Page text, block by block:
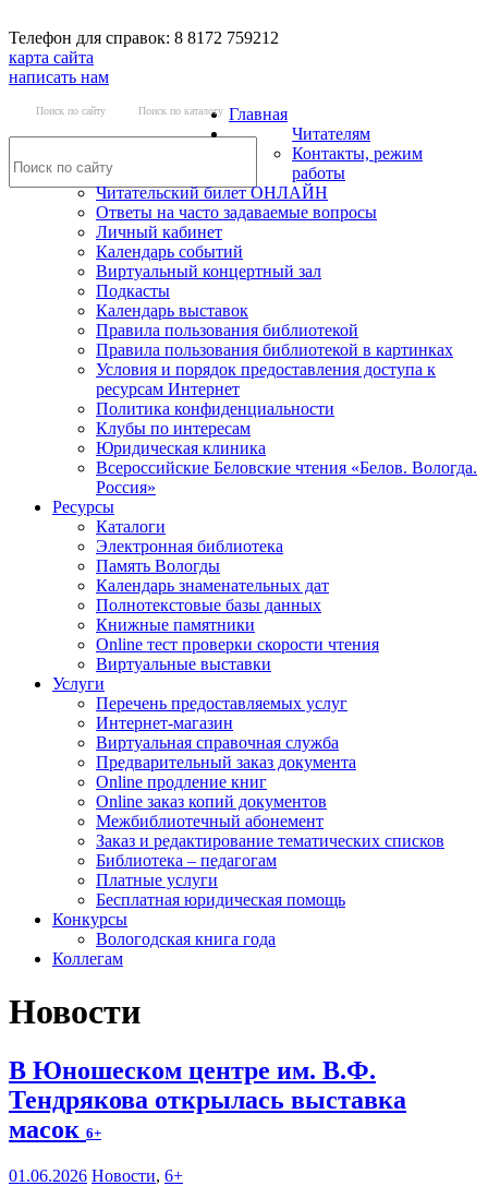
Телефон для справок: 8 8172 759212
карта сайта
написать нам
Поиск по сайту Поиск по каталогу Главная
Читателям
Контакты, режим
работы
Читательский билет ОНЛАЙН
Ответы на часто задаваемые вопросы
Личный кабинет
Календарь событий
Виртуальный концертный зал
Подкасты
Календарь выставок
Правила пользования библиотекой
Правила пользования библиотекой в картинках
Условия и порядок предоставления доступа к
ресурсам Интернет
Политика конфиденциальности
Клубы по интересам
Юридическая клиника
Всероссийские Беловские чтения «Белов. Вологда.
Россия»
Ресурсы
Каталоги
Электронная библиотека
Память Вологды
Календарь знаменательных дат
Полнотекстовые базы данных
Книжные памятники
Online тест проверки скорости чтения
Виртуальные выставки
Услуги
Перечень предоставляемых услуг
Интернет-магазин
Виртуальная справочная служба
Предварительный заказ документа
Online продление книг
Online заказ копий документов
Межбиблиотечный абонемент
Заказ и редактирование тематических списков
Библиотека – педагогам
Платные услуги
Бесплатная юридическая помощь
Конкурсы
Вологодская книга года
Коллегам
Новости
В Юношеском центре им. В.Ф.
Тендрякова открылась выставка
масок 6+
01.06.2026 Новости, 6+